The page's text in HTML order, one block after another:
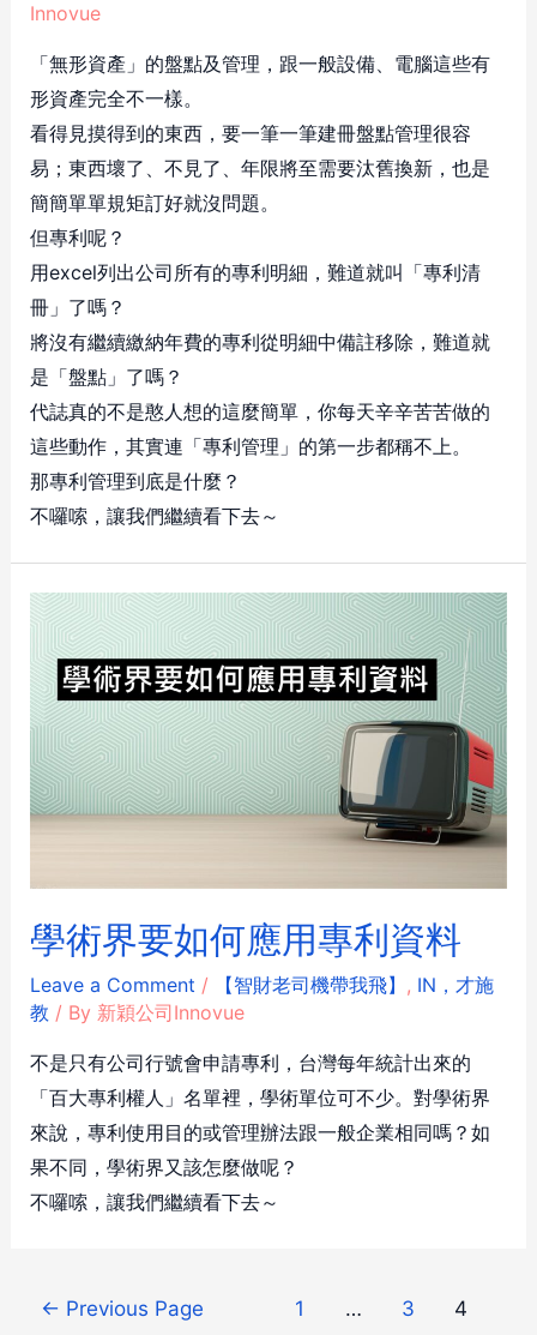
Innovue
「無形資產」的盤點及管理，跟一般設備、電腦這些有
形資產完全不一樣。
看得見摸得到的東西，要一筆一筆建冊盤點管理很容
易；東西壞了、不見了、年限將至需要汰舊換新，也是
簡簡單單規矩訂好就沒問題。
但專利呢？
用excel列出公司所有的專利明細，難道就叫「專利清
冊」了嗎？
將沒有繼續繳納年費的專利從明細中備註移除，難道就
是「盤點」了嗎？
代誌真的不是憨人想的這麼簡單，你每天辛辛苦苦做的
這些動作，其實連「專利管理」的第一步都稱不上。
那專利管理到底是什麼？
不囉嗦，讓我們繼續看下去～
學術界要如何應用專利資料
Leave a Comment / 【智財老司機帶我飛】 , IN，才施
教 / By 新穎公司Innovue
不是只有公司行號會申請專利，台灣每年統計出來的
「百大專利權人」名單裡，學術單位可不少。對學術界
來說，專利使用目的或管理辦法跟一般企業相同嗎？如
果不同，學術界又該怎麼做呢？
不囉嗦，讓我們繼續看下去～
← Previous Page 1 … 3 4